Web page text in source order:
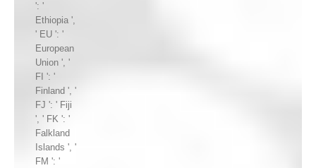
': '
Ethiopia ',
' EU ': '
European
Union ', '
FI ': '
Finland ', '
FJ ': ' Fiji
', ' FK ': '
Falkland
Islands ', '
FM ': '